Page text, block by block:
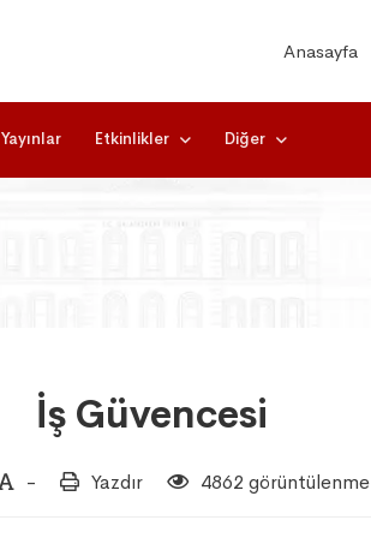
Anasayfa
Yayınlar Etkinlikler Diğer
İş Güvencesi
- Yazdır 4862 görüntülenme